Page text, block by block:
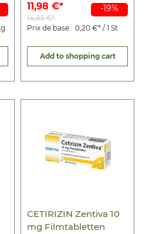
-19%
11,98 €*
14,85 €*
Prix de base : 0,20 €* / 1 St
Add to shopping cart
CETIRIZIN Zentiva 10
mg Filmtabletten